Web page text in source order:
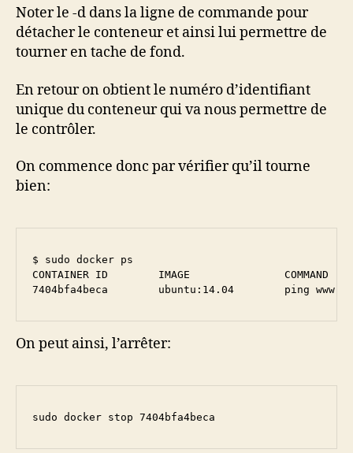
Noter le -d dans la ligne de commande pour
détacher le conteneur et ainsi lui permettre de
tourner en tache de fond.
En retour on obtient le numéro d’identifiant
unique du conteneur qui va nous permettre de
le contrôler.
On commence donc par vérifier qu’il tourne
bien:
$ sudo docker ps
CONTAINER ID        IMAGE
On peut ainsi, l’arrêter:
sudo docker stop 7404bfa4beca